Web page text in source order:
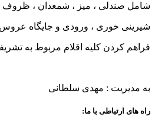
شامل صندلی ، میز ، شمعدان ، ظروف
شیرینی خوری ، ورودی و جایگاه عروس
فراهم کردن کلیه اقلام مربوط به
به مدیریت : مهدی سلطانی
راه های ارتباطی با ما: